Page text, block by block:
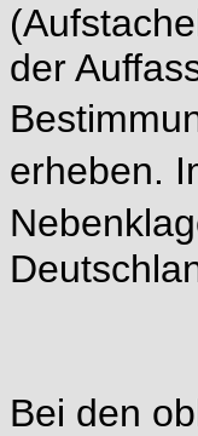
der
erheben.
Bei den